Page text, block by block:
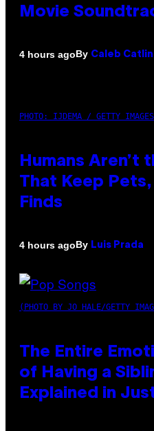
Movie
4 hours agoBy Caleb Catlin
PHOTO: IJDEMA / GETTY IMAGES
Humans Aren’t
That Keep
Finds
4 hours agoBy Luis Prada
(PHOTO BY JO HALE/GETTY
The Entire
of Having a
Explained in